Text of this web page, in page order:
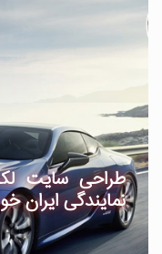
طراحی سایت
نمایندگی ایران